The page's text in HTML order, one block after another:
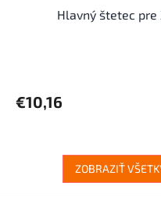
Hlavný štetec pre
€10,16
ZOBRAZIŤ